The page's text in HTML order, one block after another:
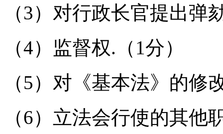
（3）对行政长官提出弹
（4）监督权.（1分）
（5）对《基本法》的修
（6）立法会行使的其他